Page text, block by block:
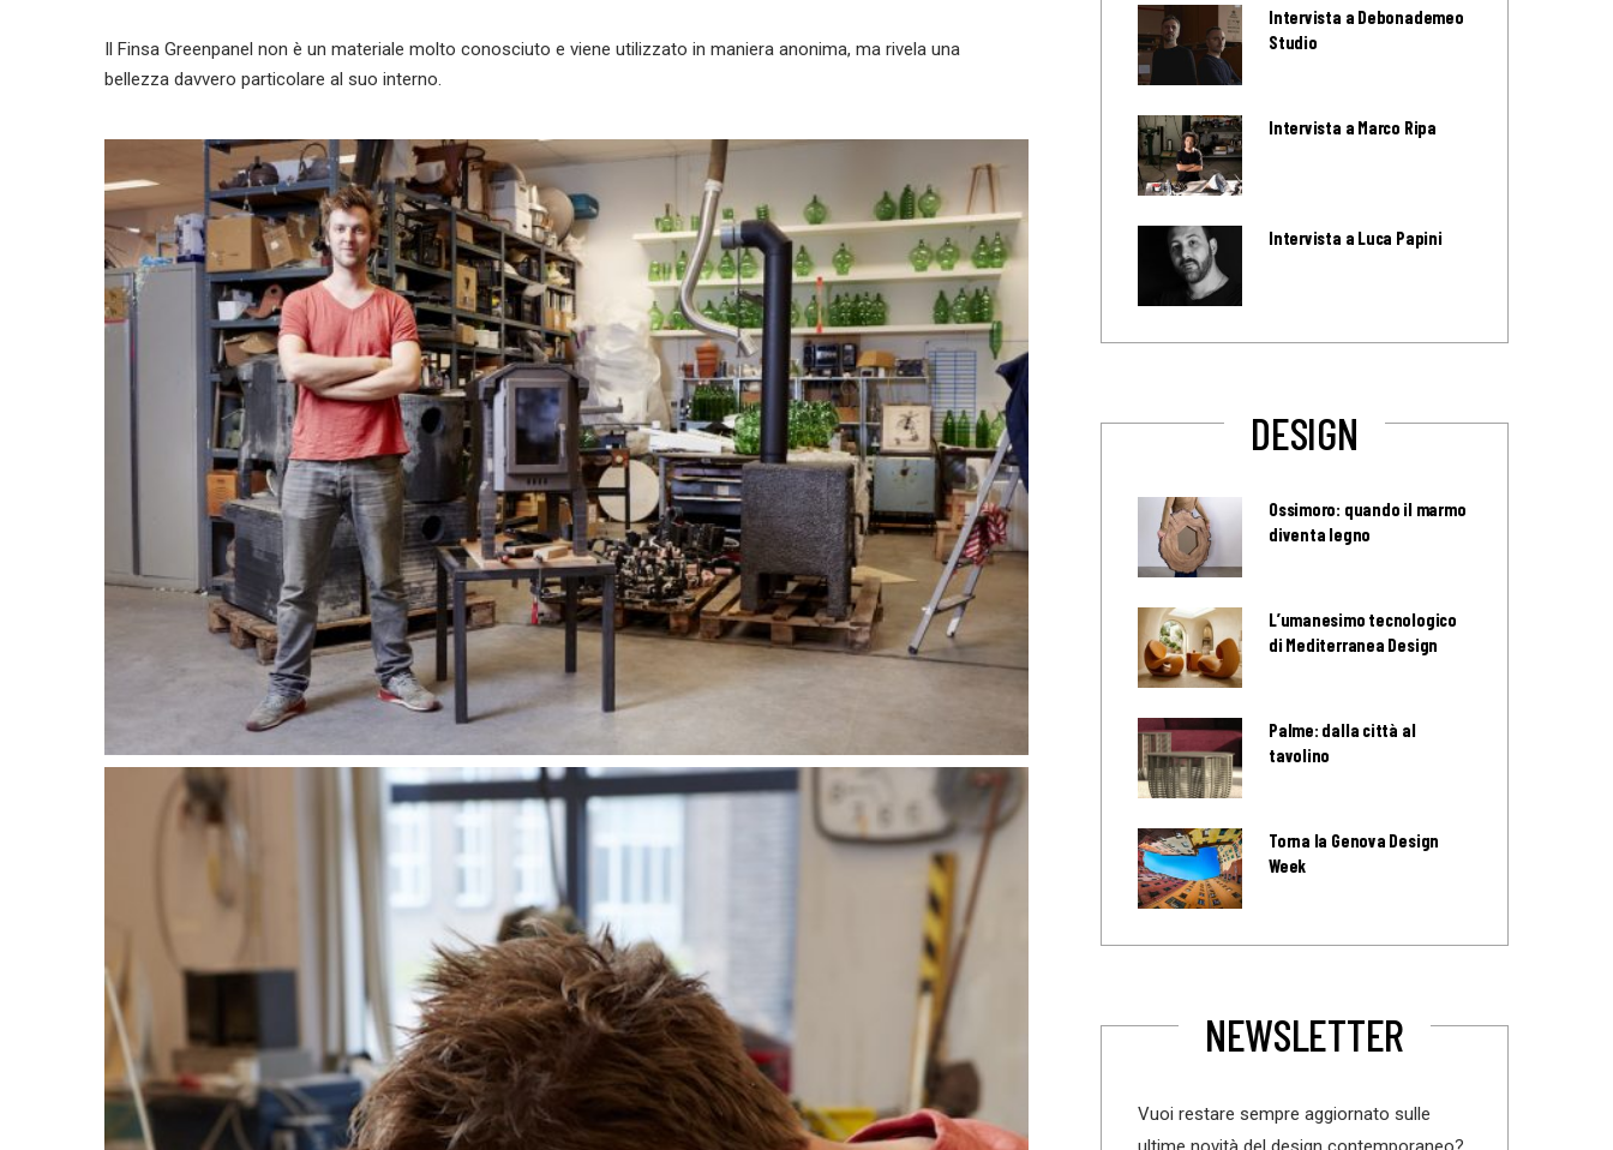
Il Finsa Greenpanel non è un materiale molto conosciuto e viene utilizzato in maniera anonima, ma rivela una
bellezza davvero particolare al suo interno.
Intervista a Debonademeo
Studio
Intervista a Marco Ripa
Intervista a Luca Papini
DESIGN
Ossimoro: quando il marmo
diventa legno
L’umanesimo tecnologico
di Mediterranea Design
Palme: dalla città al
tavolino
Torna la Genova Design
Week
NEWSLETTER
Vuoi restare sempre aggiornato sulle